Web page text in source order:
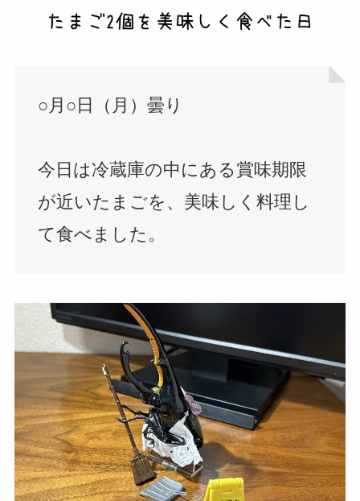
○月○日（月）曇り
今日は冷蔵庫の中にある賞味期限
が近いたまごを、美味しく料理し
て食べました。